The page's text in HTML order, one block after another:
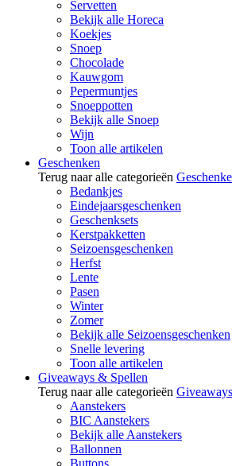
Servetten
Bekijk alle Horeca
Koekjes
Snoep
Chocolade
Kauwgom
Pepermuntjes
Snoeppotten
Bekijk alle Snoep
Wijn
Toon alle artikelen
Geschenken
Terug naar alle categorieën
Bedankjes
Eindejaarsgeschenken
Geschenksets
Kerstpakketten
Seizoensgeschenken
Herfst
Lente
Pasen
Winter
Zomer
Bekijk alle Seizoensgeschenken
Snelle levering
Toon alle artikelen
Giveaways & Spellen
Terug naar alle categorieën
Aanstekers
BIC Aanstekers
Bekijk alle Aanstekers
Ballonnen
Buttons